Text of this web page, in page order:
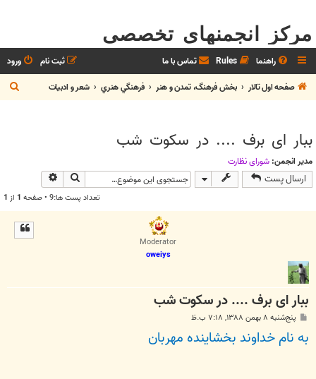
مرکز انجمنهای تخصصی
راهنما Rules تماس با ما ورود
ثبت نام
صفحه اول تالار
بخش فرهنگ، تمدن و هنر فرهنگي هنري شعر و ادبيات
س
ببار ای برف .... در سکوت شب
مدیر انجمن: شوراي نظارت
ارسال پست جستجو
تعداد پست ها:9 • صفحه 1 از 1
Moderator
oweiys
ببار ای برف .... در سکوت شب
س
ت
پنج‌شنبه ۸ بهمن ۱۳۸۸, ۷:۱۸ ب.ظ
به نام خداوند بخشاینده مهربان